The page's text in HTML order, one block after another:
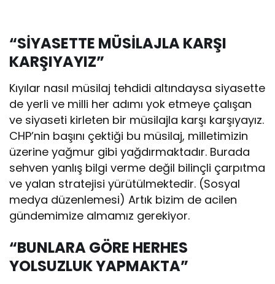
“SİYASETTE MÜSİLAJLA KARŞI
KARŞIYAYIZ”
Kıyılar nasıl müsilaj tehdidi altındaysa siyasette
de yerli ve milli her adımı yok etmeye çalışan
ve siyaseti kirleten bir müsilajla karşı karşıyayız.
CHP’nin başını çektiği bu müsilaj, milletimizin
üzerine yağmur gibi yağdırmaktadır. Burada
sehven yanlış bilgi verme değil bilinçli çarpıtma
ve yalan stratejisi yürütülmektedir. (Sosyal
medya düzenlemesi) Artık bizim de acilen
gündemimize almamız gerekiyor.
“BUNLARA GÖRE HERHES
YOLSUZLUK YAPMAKTA”